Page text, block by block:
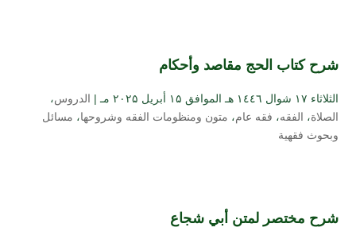
شرح كتاب الحج مقاصد وأحكام
الثلاثاء ۱۷ شوال ۱٤٤٦ هـ الموافق ۱۵ أبريل ۲۰۲۵ مـ | الدروس،
الصلاة، الفقه، فقه عام، متون ومنظومات الفقه وشروحها، مسائل
وبحوث فقهية
شرح مختصر لمتن أبي شجاع